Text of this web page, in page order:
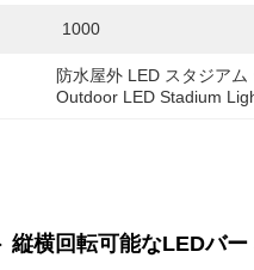
1000
防水屋外 LED スタジア
Outdoor LED Stadium
縦横回転可能なLEDバ